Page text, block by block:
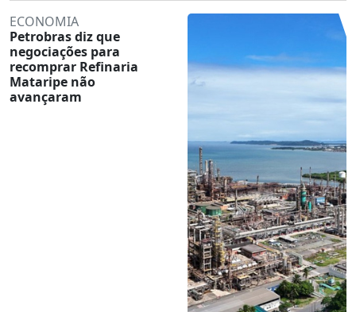
ECONOMIA
Petrobras diz que
negociações para
recomprar Refinaria
Mataripe não
avançaram